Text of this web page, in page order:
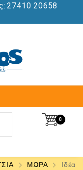
27410 20658
0
ΜΩΡΑ
Ιδέα